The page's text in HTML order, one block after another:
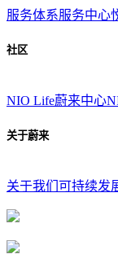
服务体系服务中心
社区
NIO Life蔚来中心
关于蔚来
关于我们 可持续发